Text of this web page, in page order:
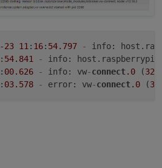
-23 11 : 16: 54.797 -
info:
: 54.841 -
info: host.raspberrypi
: 00.626 - info: vw-connect.0 (
: 03.578 - error: vw-connect.0 (